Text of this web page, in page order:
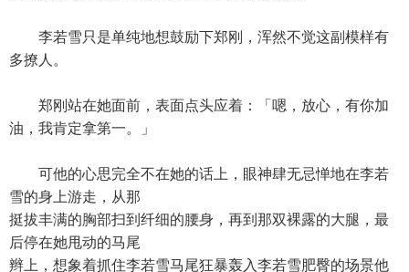
李若雪只是单纯地想鼓励下郑刚，浑然不觉这副模样有
多撩人。
郑刚站在她面前，表面点头应着：「嗯，放心，有你加
油，我肯定拿第一。」
可他的心思完全不在她的话上，眼神肆无忌惮地在李若
雪的身上游走，从那
挺拔丰满的胸部扫到纤细的腰身，再到那双裸露的大腿，最
后停在她甩动的马尾
辫上，想象着抓住李若雪马尾狂暴轰入李若雪肥臀的场景他